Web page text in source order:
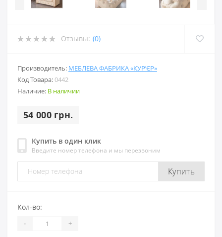
Отзывы: (0)
Производитель: МЕБЛЕВА ФАБРИКА «КУР’ЄР»
Код Товара:0442
Наличие: В наличии
54 000 грн.
Купить в один клик
Введите номер телефона и мы перезвоним
Купить
Кол-во:
- +